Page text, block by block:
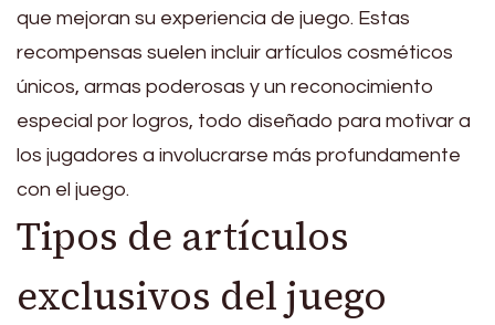
que mejoran su experiencia de juego. Estas
recompensas suelen incluir artículos cosméticos
únicos, armas poderosas y un reconocimiento
especial por logros, todo diseñado para motivar a
los jugadores a involucrarse más profundamente
con el juego.
Tipos de artículos
exclusivos del juego